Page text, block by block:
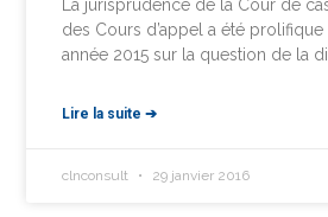
La jurisprudence de la Cour de
des Cours d’appel a été
année 2015 sur la question de la
Lire la suite ➔
clnconsult 29 janvier 2016